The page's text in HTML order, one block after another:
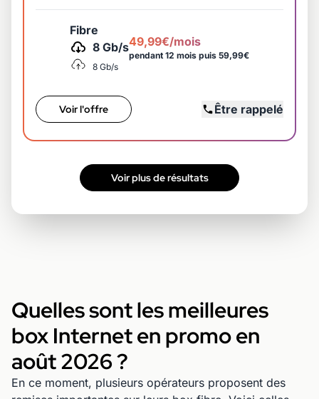
Fibre
8 Gb/s
8 Gb/s
49,99€/mois
pendant 12 mois puis 59,99€
Voir l'offre Être rappelé
Voir plus de résultats
Quelles sont les meilleures
box Internet en promo en
août 2026 ?
En ce moment, plusieurs opérateurs proposent des